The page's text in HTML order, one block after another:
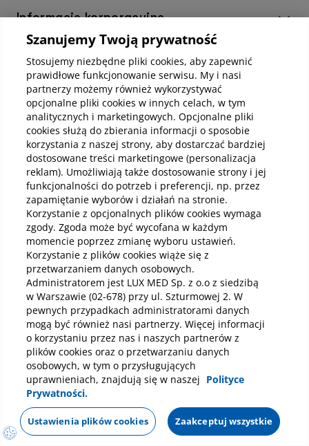
Umów wizytę
Informacje korporacyjne
Kup abonamenty online
Kup online
Pobierz aplikację mobilną
Polityka prywatności Notka prawna
Mapa strony
Oświadczenie o dostępności Regulamin
Szanujemy Twoją prywatność
Stosujemy niezbędne pliki cookies, aby zapewnić
prawidłowe funkcjonowanie serwisu. My i nasi
partnerzy możemy również wykorzystywać
opcjonalne pliki cookies w innych celach, w tym
analitycznych i marketingowych. Opcjonalne pliki
cookies służą do zbierania informacji o sposobie
korzystania z naszej strony, aby dostarczać bardziej
dostosowane treści marketingowe (personalizacja
reklam). Umożliwiają także dostosowanie strony i jej
funkcjonalności do potrzeb i preferencji, np. przez
zapamiętanie wyborów i działań na stronie.
Korzystanie z opcjonalnych plików cookies wymaga
zgody. Zgoda może być wycofana w każdym
momencie poprzez zmianę wyboru ustawień.
Korzystanie z plików cookies wiąże się z
przetwarzaniem danych osobowych.
Administratorem jest LUX MED Sp. z o.o z siedzibą
w Warszawie (02-678) przy ul. Szturmowej 2. W
pewnych przypadkach administratorami danych
mogą być również nasi partnerzy. Więcej informacji
o korzystaniu przez nas i naszych partnerów z
plików cookies oraz o przetwarzaniu danych
osobowych, w tym o przysługujących
uprawnieniach, znajdują się w naszej Polityce
Prywatności.
Ustawienia plików cookies Zaakceptuj wszystkie